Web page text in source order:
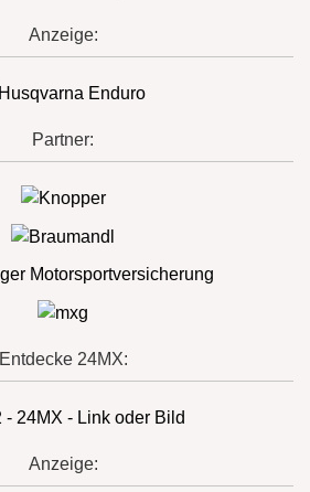
Anzeige:
Partner:
Entdecke 24MX:
Anzeige: